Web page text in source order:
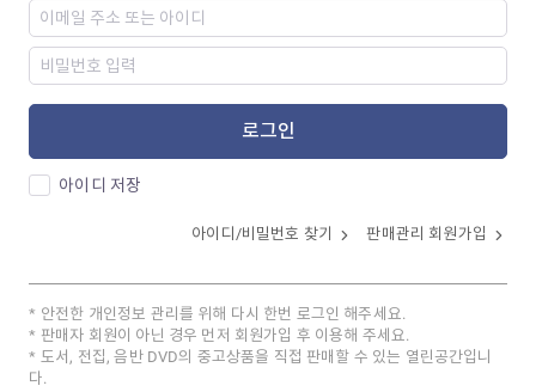
로그인
아이디 저장
아이디/비밀번호 찾기 판매관리 회원가입
안전한 개인정보 관리를 위해 다시 한번 로그인 해주세요.
판매자 회원이 아닌 경우 먼저 회원가입 후 이용해 주세요.
도서, 전집, 음반 DVD의 중고상품을 직접 판매할 수 있는 열린공간입니
다.